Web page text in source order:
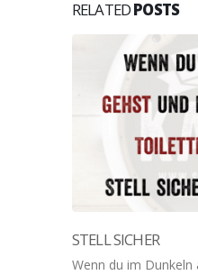
RELATEDPOSTS
STELL SICHER
Wenn du im Dunkeln